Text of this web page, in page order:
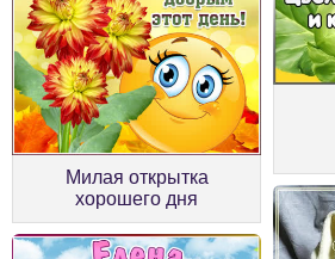
Милая открытка
хорошего дня